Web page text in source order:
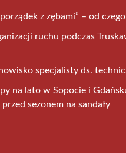
z zębami” – od
ruchu podczas
specjalisty ds.
na lato w Sopocie i
sezonem na sandały